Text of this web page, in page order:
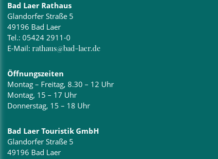
Bad Laer Rathaus
Glandorfer Straße 5
49196 Bad Laer
Tel.: 05424 2911-0
E-Mail: rathaus@bad-laer.de
Öffnungszeiten
Montag – Freitag, 8.30 – 12 Uhr
Montag, 15 – 17 Uhr
Donnerstag, 15 – 18 Uhr
Bad Laer Touristik GmbH
Glandorfer Straße 5
49196 Bad Laer